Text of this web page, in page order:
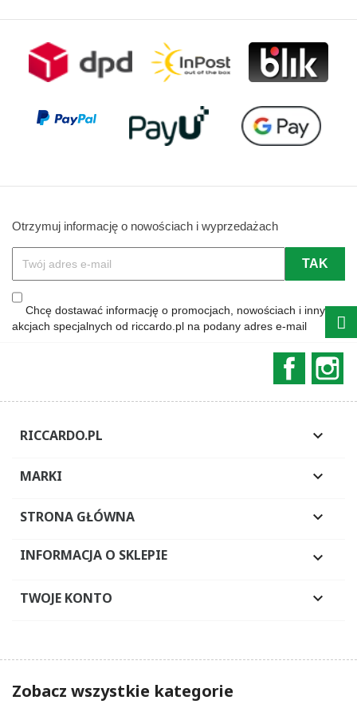
Otrzymuj informację o nowościach i wyprzedażach
Chcę dostawać informację o promocjach, nowościach i innych
akcjach specjalnych od riccardo.pl na podany adres e-mail
RICCARDO.PL 
MARKI 
STRONA GŁÓWNA 
INFORMACJA O SKLEPIE 
TWOJE KONTO 
Zobacz wszystkie kategorie